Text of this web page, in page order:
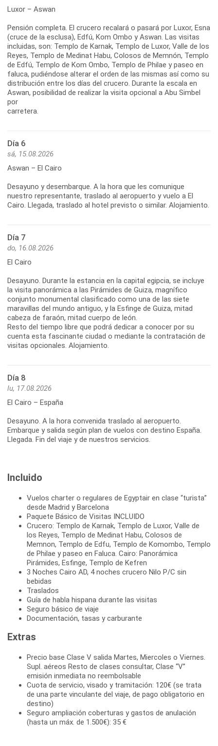
Luxor – Aswan
Pensión completa. El crucero recalará o pasará por Luxor, Esna
(cruce de la esclusa), Edfú, Kom Ombo y Aswan. Las visitas
incluidas, son: Templo de Karnak, Templo de Luxor, Valle de los
Reyes, Templo de Medinat Habu, Colosos de Memnón, Templo
de Edfú, Templo de Kom Ombo, Templo de Philae y paseo en
faluca, pudiéndose alterar el orden de las mismas así como su
distribución entre los días del crucero. Durante la escala en
Aswan, posibilidad de realizar la visita opcional a Abu Simbel
por
carretera.
Día 6
sá, 15.08.2026
Aswan – El Cairo
Desayuno y desembarque. A la hora que les comunique
nuestro representante, traslado al aeropuerto y vuelo a El
Cairo. Llegada, traslado al hotel previsto o similar. Alojamiento.
Día 7
do, 16.08.2026
El Cairo
Desayuno. Durante la estancia en la capital egipcia, se incluye
la visita panorámica a las Pirámides de Guiza, magnífico
conjunto monumental clasificado como una de las siete
maravillas del mundo antiguo, y la Esfinge de Guiza, mitad
cabeza de faraón, mitad cuerpo de león.
Resto del tiempo libre que podrá dedicar a conocer por su
cuenta esta fascinante ciudad o mediante la contratación de
visitas opcionales. Alojamiento.
Día 8
lu, 17.08.2026
El Cairo – España
Desayuno. A la hora convenida traslado al aeropuerto.
Embarque y salida según plan de vuelos con destino España.
Llegada. Fin del viaje y de nuestros servicios.
Incluido
Vuelos charter o regulares de Egyptair en clase “turista”
desde Madrid y Barcelona
Paquete Básico de Visitas INCLUIDO
Crucero: Templo de Karnak, Templo de Luxor, Valle de
los Reyes, Templo de Medinat Habu, Colosos de
Memnon, Templo de Edfu, Templo de Komombo, Templo
de Philae y paseo en Faluca. Cairo: Panorámica
Pirámides, Esfinge, Templo de Kefren
3 Noches Cairo AD, 4 noches crucero Nilo P/C sin
bebidas
Traslados
Guía de habla hispana durante las visitas
Seguro básico de viaje
Documentación, tasas y carburante
Extras
Precio base Clase V salida Martes, Miercoles o Viernes.
Supl. aéreos Resto de clases consultar, Clase “V”
emisión inmediata no reembolsable
Cuota de servicio, visado y tramitación: 120€ (se trata
de una parte vinculante del viaje, de pago obligatorio en
destino)
Seguro ampliación coberturas y gastos de anulación
(hasta un máx. de 1.500€): 35 €